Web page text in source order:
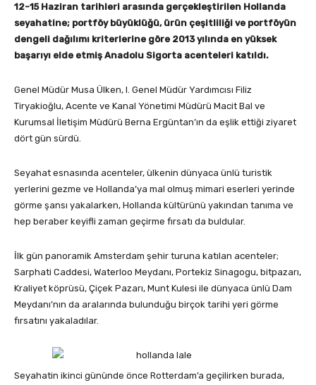
12-15 Haziran tarihleri arasında gerçekleştirilen Hollanda
seyahatine; portföy büyüklüğü, ürün çeşitliliği ve portföyün
dengeli dağılımı kriterlerine göre 2013 yılında en yüksek
başarıyı elde etmiş Anadolu Sigorta acenteleri katıldı.
Genel Müdür Musa Ülken, I. Genel Müdür Yardımcısı Filiz
Tiryakioğlu, Acente ve Kanal Yönetimi Müdürü Macit Bal ve
Kurumsal İletişim Müdürü Berna Ergüntan’ın da eşlik ettiği ziyaret
dört gün sürdü.
Seyahat esnasında acenteler, ülkenin dünyaca ünlü turistik
yerlerini gezme ve Hollanda’ya mal olmuş mimari eserleri yerinde
görme şansı yakalarken, Hollanda kültürünü yakından tanıma ve
hep beraber keyifli zaman geçirme fırsatı da buldular.
İlk gün panoramik Amsterdam şehir turuna katılan acenteler;
Sarphati Caddesi, Waterloo Meydanı, Portekiz Sinagogu, bitpazarı,
Kraliyet köprüsü, Çiçek Pazarı, Munt Kulesi ile dünyaca ünlü Dam
Meydanı’nın da aralarında bulunduğu birçok tarihi yeri görme
fırsatını yakaladılar.
Seyahatin ikinci gününde önce Rotterdam’a geçilirken burada,